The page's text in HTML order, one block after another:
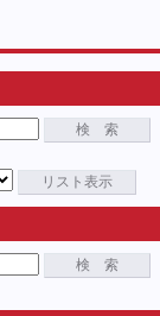
検 索
リスト表示
検 索